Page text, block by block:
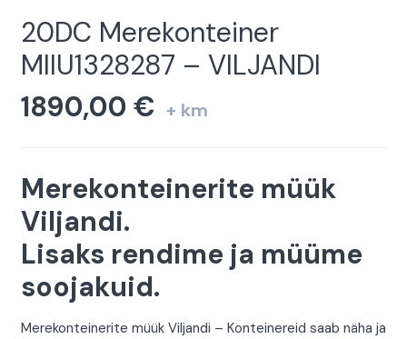
20DC Merekonteiner
MIIU1328287 – VILJANDI
1890,00 € + km
Merekonteinerite müük
Viljandi.
Lisaks rendime ja müüme
soojakuid.
Merekonteinerite müük Viljandi – Konteinereid saab näha ja